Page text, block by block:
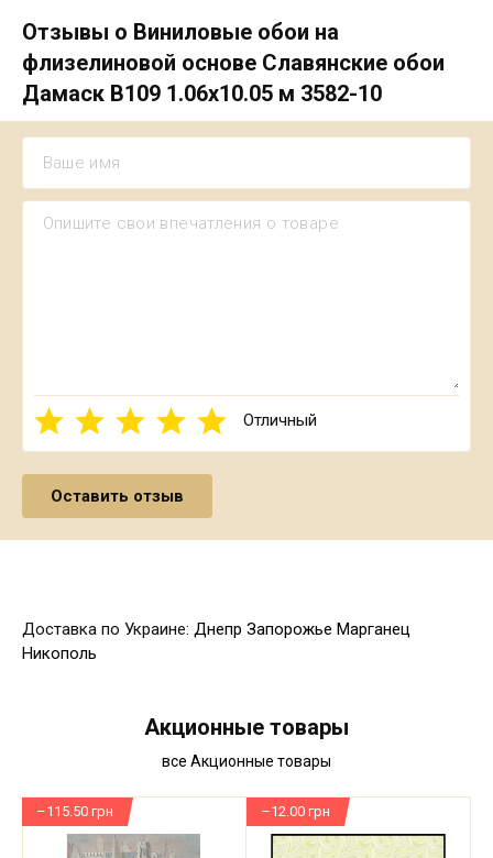
Отзывы о Виниловые обои на
флизелиновой основе Славянские обои
Дамаск В109 1.06х10.05 м 3582-10
Отличный
Доставка по Украине: Днепр Запорожье Марганец
Никополь
Акционные товары
все Акционные товары
–115.50 грн –12.00 грн